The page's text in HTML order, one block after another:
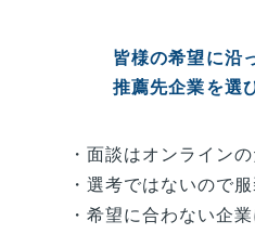
皆様の希望に沿
推薦先企業を選
・面談はオンライン
・選考ではないので
・希望に合わない企